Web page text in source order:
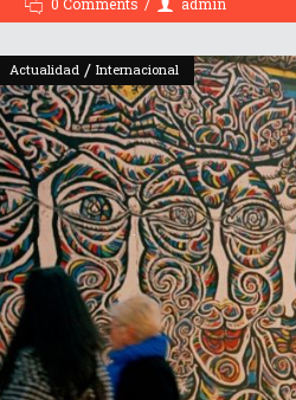
Actualidad / Internacional